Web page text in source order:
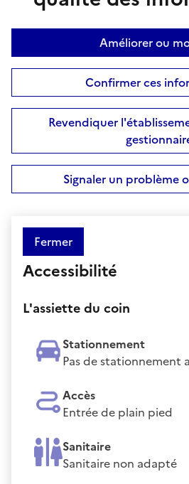
Améliorer ou
Confirmer ces
Revendiquer
Signaler un problème
Fermer
Accessibilité
L'assiette du coin
Stationnement
Pas de stationnement
Accès
Entrée de plain pied
Sanitaire
Sanitaire non adapté